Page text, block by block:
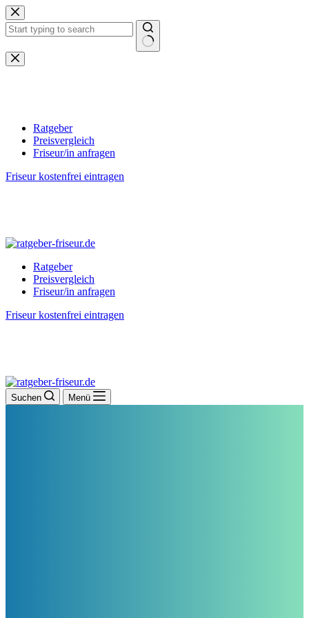
Zum
Inhalt
springen
Keine
Ergebnisse
Ratgeber
Preisvergleich
Friseur/in anfragen
Friseur kostenfrei eintragen
Ratgeber
Preisvergleich
Friseur/in anfragen
Friseur kostenfrei eintragen
Suchen Menü